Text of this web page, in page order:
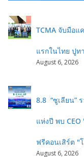
TCMA จับมือแ
แรกในไทย ปูท
August 6, 2026
8.8 “ซูเลียน”
แห่งปี พบ
ฟรีคอนเสิร์ต "
August 6, 2026